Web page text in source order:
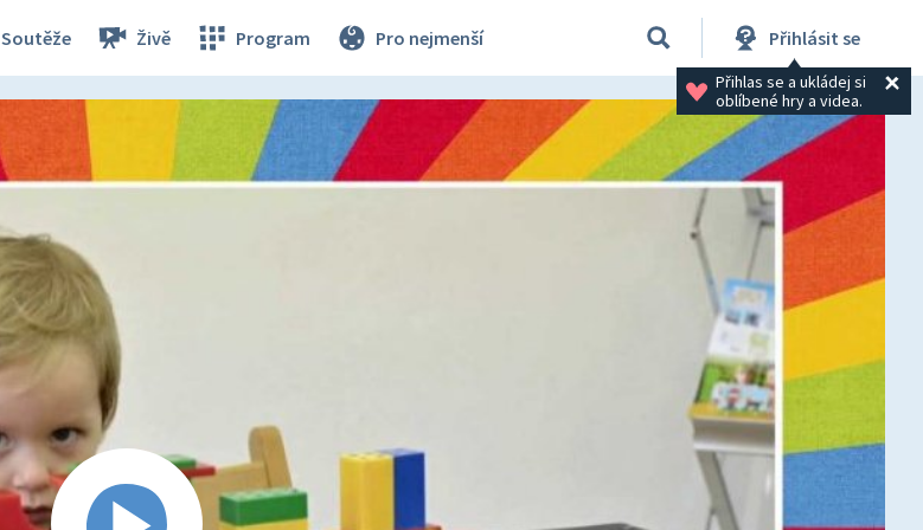
Soutěže Živě Program Pro nejmenší Přihlásit se
Přihlas se a ukládej si
oblíbené hry a videa.